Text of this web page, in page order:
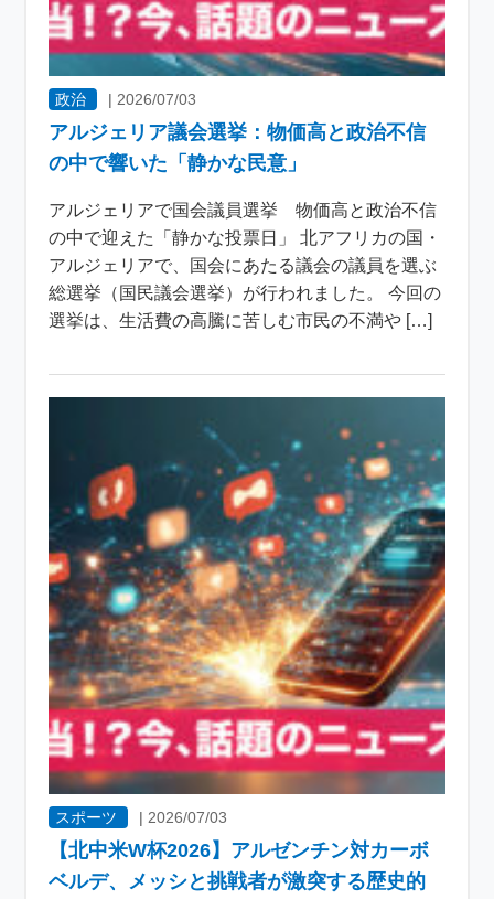
政治 |2026/07/03
アルジェリア議会選挙：物価高と政治不信
の中で響いた「静かな民意」
アルジェリアで国会議員選挙 物価高と政治不信
の中で迎えた「静かな投票日」 北アフリカの国・
アルジェリアで、国会にあたる議会の議員を選ぶ
総選挙（国民議会選挙）が行われました。 今回の
選挙は、生活費の高騰に苦しむ市民の不満や […]
スポーツ | 2026/07/03
【北中米W杯2026】アルゼンチン対カーボ
ベルデ、メッシと挑戦者が激突する歴史的